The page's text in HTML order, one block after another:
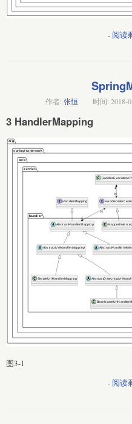
- 阅读
作者: 张恒 时间: 2018-
3 HandlerMapping
图3-1
- 阅读